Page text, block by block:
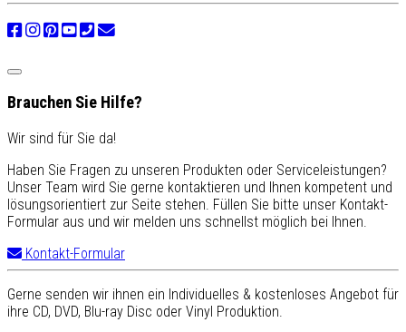
Brauchen Sie Hilfe?
Wir sind für Sie da!
Haben Sie Fragen zu unseren Produkten oder Serviceleistungen?
Unser Team wird Sie gerne kontaktieren und Ihnen kompetent und
lösungsorientiert zur Seite stehen. Füllen Sie bitte unser Kontakt-
Formular aus und wir melden uns schnellst möglich bei Ihnen.
Kontakt-Formular
Gerne senden wir ihnen ein Individuelles & kostenloses Angebot für
ihre CD, DVD, Blu-ray Disc oder Vinyl Produktion.